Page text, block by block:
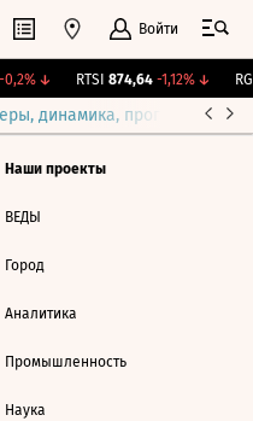
Войти
-0,2%↓ RTSI 874,64 -1,12%↓
динамика, прогнозы
Наши проекты
ВЕДЫ
Город
Аналитика
Промышленность
Наука